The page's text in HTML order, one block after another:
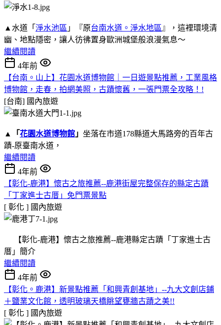
▲水道「 淨水池區 」『原台南水道。淨水地區 』，這裡環境清
幽、地點隱密，讓人彷彿置身歐洲城堡般浪漫氣息～
繼續閱讀
4年前
【台南。山上】花園水道博物館｜一日遊景點推薦，工業風格
博物館，走春，拍網美照，古蹟懷舊，一張門票全攻略！!
[台南] 國內旅遊
▲ 「花園水道博物館 」 坐落在市道178縣道大馬路旁的百年古
蹟-原臺南水道，
繼續閱讀
4年前
【彰化-鹿港】懷古之旅推薦--鹿港街屋完整保存的縣定古蹟
「丁家進士古厝」免門票景點
[ 彰化 ] 國內旅遊
【彰化-鹿港】懷古之旅推薦--鹿港縣定古蹟「丁家進士古
厝」簡介
繼續閱讀
4年前
【彰化。鹿港】新景點推薦「和興青創基地」--九大文創店鋪
＋鹽業文化館，透明玻璃天橋眺望甕牆古蹟之美!!
[ 彰化 ] 國內旅遊